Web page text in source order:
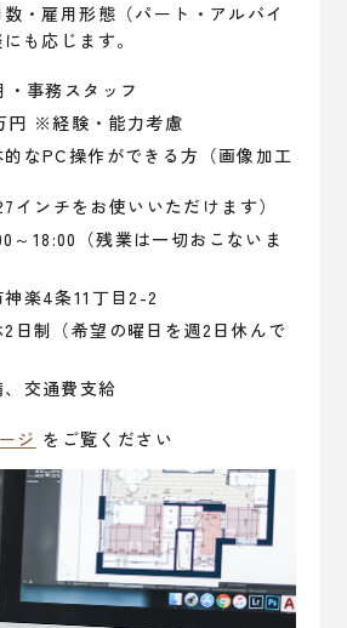
・雇用形態（パート・アルバイ
も応じます。
・事務スタッフ
円 ※経験・能力考慮
なPC操作ができる方（画像加工
インチをお使いいただけます）
～18:00（残業は一切おこないま
楽4条11丁目2-2
日制（希望の曜日を週2日休んで
交通費支給
ジ をご覧ください